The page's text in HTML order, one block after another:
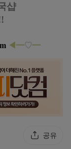
샵
◀━♡━
공유